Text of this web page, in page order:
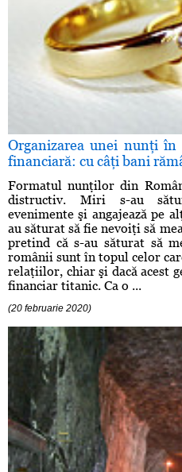
Organizarea unei nunţi în
financiară: cu câţi bani
Formatul nunţilor din
distructiv. Miri s-au
evenimente şi angajează pe
au săturat să fie nevoiţi să
pretind că s-au săturat să
românii sunt în topul celor
relaţiilor, chiar şi dacă acest
financiar titanic. Ca o ...
(20 februarie 2020)